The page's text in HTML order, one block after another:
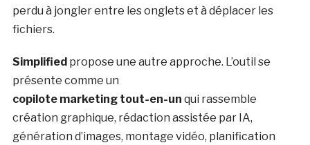
perdu à jongler entre les onglets et à déplacer les
fichiers.
Simplifiedpropose une autre approche. L’outil se
présente comme un
copilote marketing tout-en-un qui rassemble
création graphique, rédaction assistée par IA,
génération d’images, montage vidéo, planification